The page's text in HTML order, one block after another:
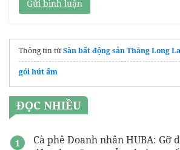
Gửi bình luận
Thông tin từSàn bất động sản Thăng Long
gói hút ẩm
ĐỌC NHIỀU
Cà phê Doanh nhân HUBA: Gỡ